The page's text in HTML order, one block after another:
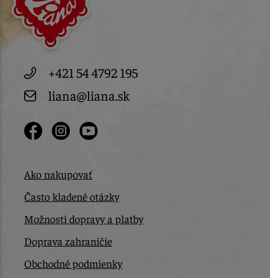
+421 54 4792 195
liana@liana.sk
Ako nakupovať
Často kladené otázky
Možnosti dopravy a platby
Doprava zahraničie
Obchodné podmienky